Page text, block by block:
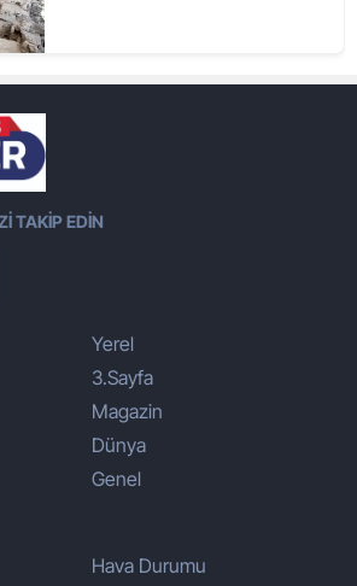
TAKİP EDİN
Yerel
3.Sayfa
Magazin
Dünya
Genel
Hava Durumu